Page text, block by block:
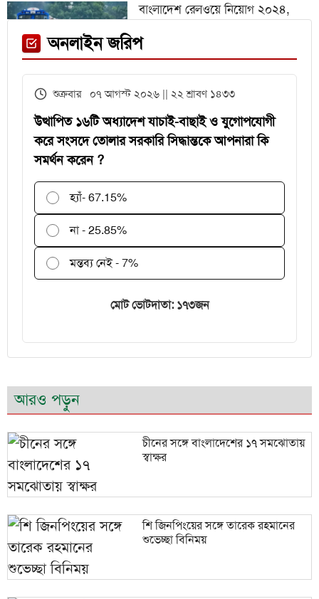
ফেনী স্টেশনে মেঘনা ট্রেনের ইঞ্জিন
বিকল, আড়াই ঘণ্টা আটকা ৮০০ যাত্রী
বাংলাদেশ রেলওয়ে নিয়োগ ২০২৪,
পরীক্ষকদের জন্য সময় বাড়ল ২ দিন
অনলাইন জরিপ
শুক্রবার ০৭ আগস্ট ২০২৬ || ২২ শ্রাবণ ১৪৩৩
উত্থাপিত ১৬টি অধ্যাদেশ যাচাই-বাছাই ও যুগোপযোগী
করে সংসদে তোলার সরকারি সিদ্ধান্তকে আপনারা কি
সমর্থন করেন ?
হ্যাঁ- 67.15%
না - 25.85%
মন্তব্য নেই - 7%
মোট ভোটদাতা: ১৭৩জন
আরও পড়ুন
চীনের সঙ্গে বাংলাদেশের ১৭ সমঝোতায়
স্বাক্ষর
শি জিনপিংয়ের সঙ্গে তারেক রহমানের
শুভেচ্ছা বিনিময়